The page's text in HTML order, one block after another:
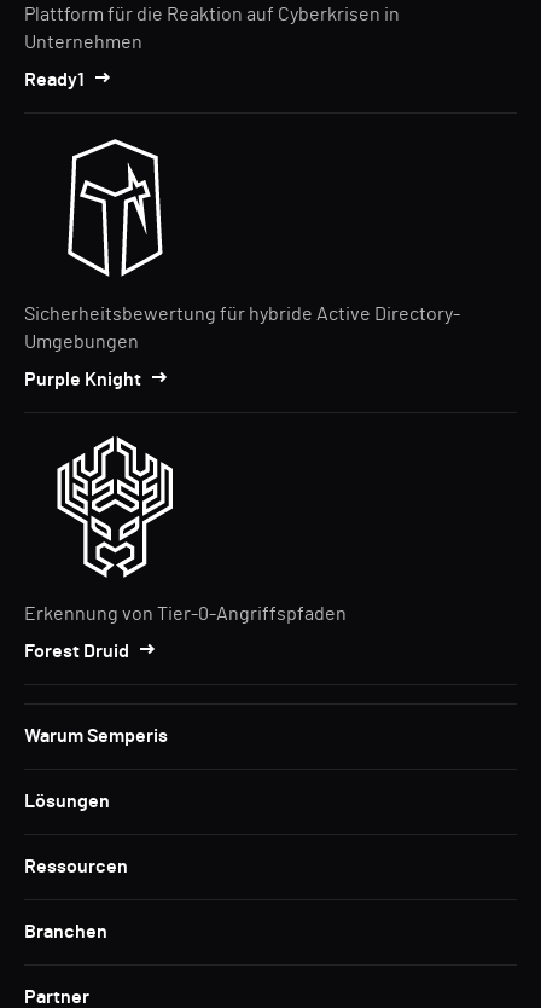
Plattform für die Reaktion auf Cyberkrisen in
Unternehmen
Ready1
Sicherheitsbewertung für hybride Active Directory-
Umgebungen
Purple Knight
Erkennung von Tier-0-Angriffspfaden
Forest Druid
Warum Semperis
Lösungen
Ressourcen
Branchen
Partner